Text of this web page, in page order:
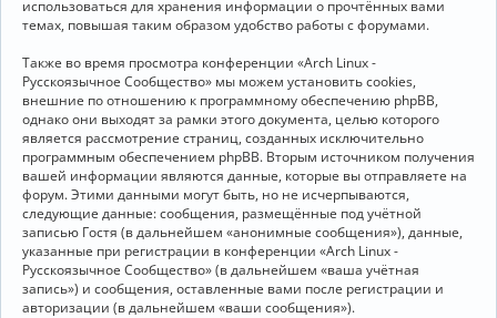
использоваться для хранения информации о прочтённых вами
темах, повышая таким образом удобство работы с форумами.
Также во время просмотра конференции «Arch Linux -
Русскоязычное Сообщество» мы можем установить cookies,
внешние по отношению к программному обеспечению phpBB,
однако они выходят за рамки этого документа, целью которого
является рассмотрение страниц, созданных исключительно
программным обеспечением phpBB. Вторым источником получения
вашей информации являются данные, которые вы отправляете на
форум. Этими данными могут быть, но не исчерпываются,
следующие данные: сообщения, размещённые под учётной
записью Гостя (в дальнейшем «анонимные сообщения»), данные,
указанные при регистрации в конференции «Arch Linux -
Русскоязычное Сообщество» (в дальнейшем «ваша учётная
запись») и сообщения, оставленные вами после регистрации и
авторизации (в дальнейшем «ваши сообщения»).